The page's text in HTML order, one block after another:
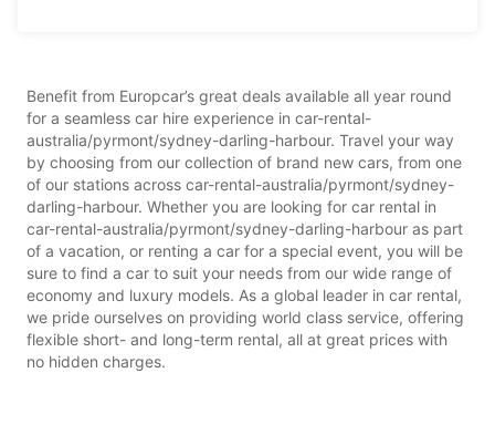
Benefit from Europcar’s great deals available all year round
for a seamless car hire experience in car-rental-
australia/pyrmont/sydney-darling-harbour. Travel your way
by choosing from our collection of brand new cars, from one
of our stations across car-rental-australia/pyrmont/sydney-
darling-harbour. Whether you are looking for car rental in
car-rental-australia/pyrmont/sydney-darling-harbour as part
of a vacation, or renting a car for a special event, you will be
sure to find a car to suit your needs from our wide range of
economy and luxury models. As a global leader in car rental,
we pride ourselves on providing world class service, offering
flexible short- and long-term rental, all at great prices with
no hidden charges.